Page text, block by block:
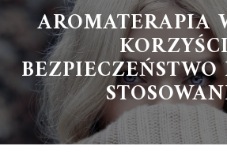
AROMATERAPIA
BEZPIECZEŃSTWO